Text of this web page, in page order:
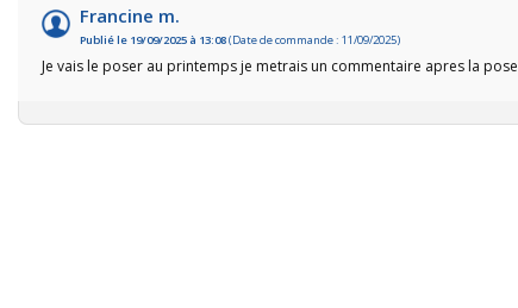
Francine m.
Publié le 19/09/2025 à 13:08(Date de commande : 11/09/2025)
Je vais le poser au printemps je metrais un commentaire apres la pose